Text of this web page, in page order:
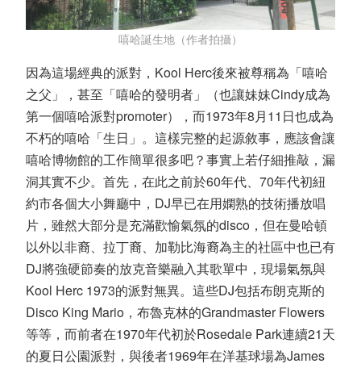
嘻哈誕生地（作者拍攝）
因為這場經典的派對，Kool Herc後來被尊稱為「嘻哈
之父」，甚至「嘻哈的發明者」（也讓妹妹Cindy成為
第一個嘻哈派對promoter），而1973年8月11日也成為
不朽的嘻哈「生日」。這樣完整的起源敘事，應該會讓
嘻哈博物館的工作簡單很多吧？事實上若仔細推敲，漏
洞其實不少。首先，在此之前於60年代、70年代初紐
約市各個大小舞廳中，DJ早已在用嫻熟的技術播放唱
片，雖然大部分是充滿歡愉氣氛的disco，但在曼哈頓
以外以非裔、拉丁裔、加勒比海裔為主的社區中也已有
DJ將強硬節奏的放克音樂融入其歌單中，現場氣氛與
Kool Herc 1973的派對無異。這些DJ包括布朗克斯的
Disco King Mario，布魯克林的Grandmaster Flowers
等等，而前者在1970年代初於Rosedale Park連續21天
的夏日公園派對，與後者1969年在洋基球場為James